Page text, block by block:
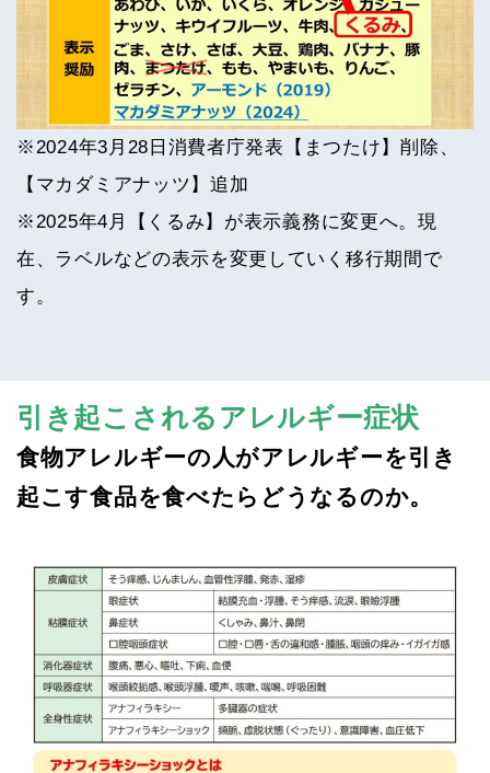
※2024年3月28日消費者庁発表【まつたけ】削除、
【マカダミアナッツ】追加
※2025年4月【くるみ】が表示義務に変更へ。現
在、ラベルなどの表示を変更していく移行期間で
す。
引き起こされるアレルギー症状
食物アレルギーの人がアレルギーを引き
起こす食品を食べたらどうなるのか。